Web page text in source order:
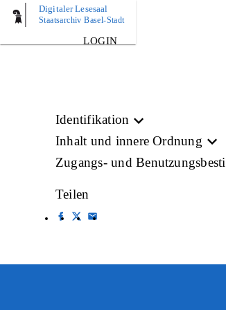
Digitaler Lesesaal
Staatsarchiv Basel-Stadt
LOGIN
BILD
Identifikation
Inhalt und innere Ordnung
Zugangs- und
Teilen